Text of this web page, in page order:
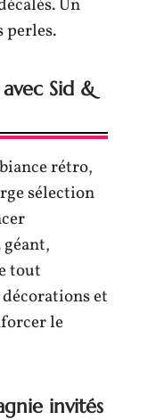
Un
perles.
Sid &
rétro,
sélection
géant,
tout
et
le
invités